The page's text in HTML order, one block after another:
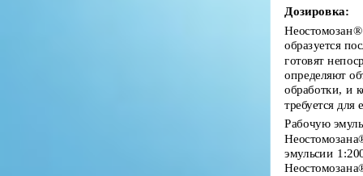
Дозировка:
образуется
готовят
определяют
обработки, и
требуется для
Рабочую
эмульсии